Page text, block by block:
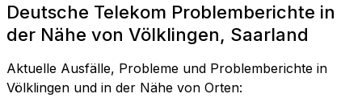
Deutsche Telekom Problemberichte in
der Nähe von Völklingen, Saarland
Aktuelle Ausfälle, Probleme und Problemberichte in
Völklingen und in der Nähe von Orten: